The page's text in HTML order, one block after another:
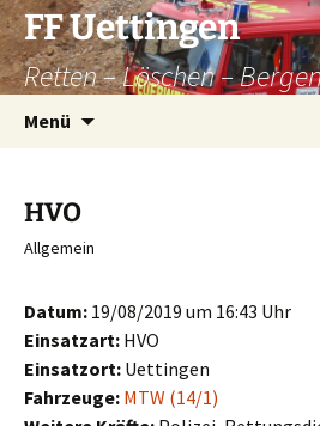
Zum
Inhalt
springen
FF Uettingen
Retten – Löschen –
Menü
HVO
Allgemein
Datum: 19/08/2019 um 16:43 Uhr
Einsatzart: HVO
Einsatzort: Uettingen
Fahrzeuge: MTW (14/1)